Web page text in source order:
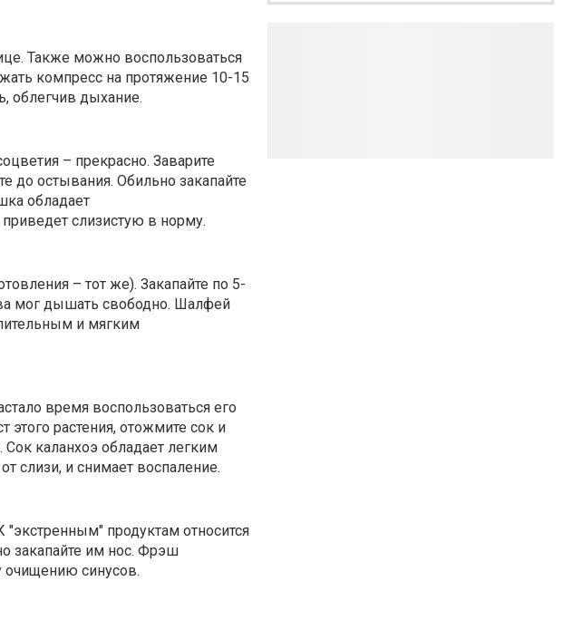
Также можно воспользоваться
компресс на протяжение 10-15
облегчив дыхание.
– прекрасно. Заварите
до остывания. Обильно закапайте
обладает
слизистую в норму.
– тот же). Закапайте по 5-
мог дышать свободно. Шалфей
и мягким
время воспользоваться его
растения, отожмите сок и
каланхоэ обладает легким
слизи, и снимает воспаление.
продуктам относится
закапайте им нос. Фрэш
очищению синусов.